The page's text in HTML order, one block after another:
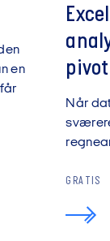
en
Når
GRATIS